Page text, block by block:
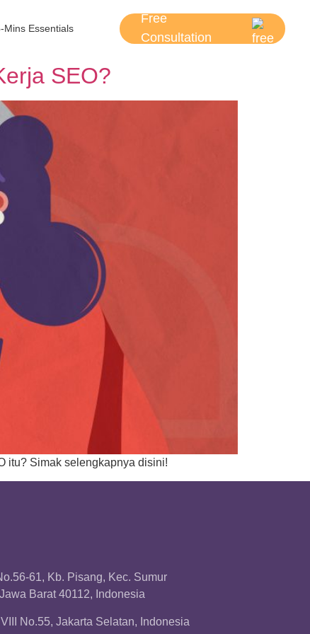
Mins Essentials
Free
Consultation
SEO?
itu? Simak selengkapnya disini!
61, Kb. Pisang, Kec. Sumur
Barat 40112, Indonesia
No.55, Jakarta Selatan, Indonesia